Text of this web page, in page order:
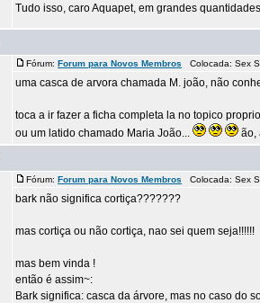
Tudo isso, caro Aquapet, em grandes
Fórum: Forum para Novos Membros Colocada: Sex
uma casca de arvora chamada M. joão, não
toca a ir fazer a ficha completa la no topico
ou um latido chamado Maria João...
ão,
Fórum: Forum para Novos Membros Colocada: Sex
bark não significa cortiça???????
mas cortiça ou não cortiça, nao sei quem seja!!!!!!
mas bem vinda !
então é assim~:
Bark significa: casca da árvore, mas no caso do